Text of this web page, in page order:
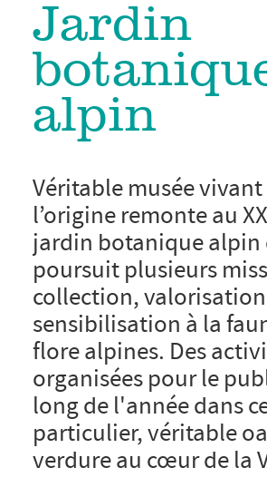
Jardin
alpin
Véritable musée
l’origine remonte au
jardin botanique alpin
poursuit plusieurs
collection,
sensibilisation à la
flore alpines. Des
organisées pour le
long de l'année dans
particulier, véritable
verdure au cœur de la